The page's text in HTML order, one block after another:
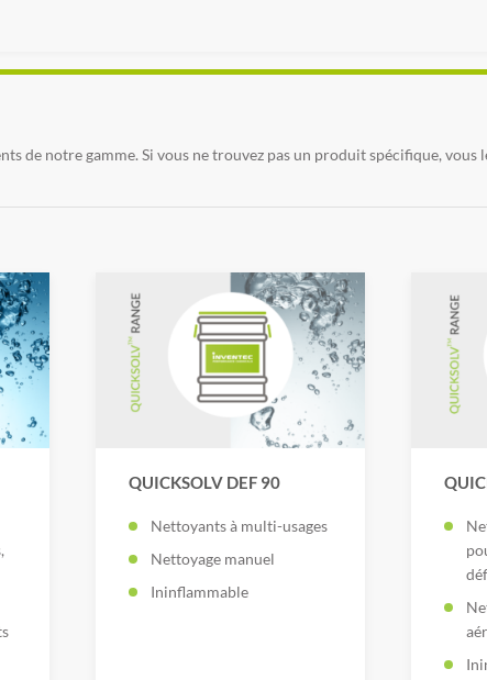
de notre gamme. Si vous ne trouvez pas un produit spécifique,
QUICKSOLV DEF 90
Nettoyants à multi-usages
Nettoyage manuel
Ininflammable